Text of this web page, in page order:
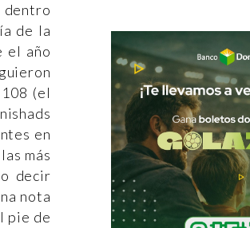
dentro
de la
el año
(el
en
más
decir
nota
pie de